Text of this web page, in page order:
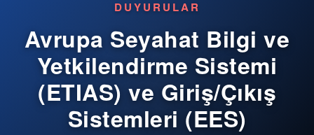
DUYURULAR
Avrupa Seyahat Bilgi ve
Yetkilendirme Sistemi
(ETIAS) ve Giriş/Çıkış
Sistemleri (EES)